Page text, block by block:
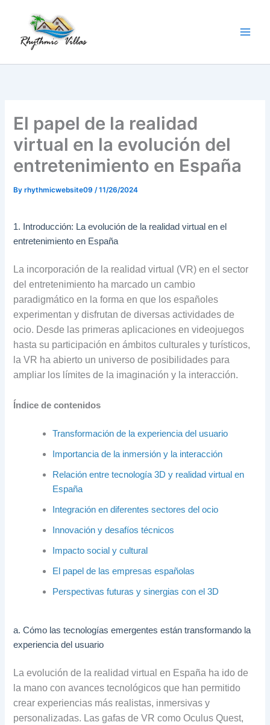
content
El papel de la realidad
virtual en la evolución del
entretenimiento en España
Byrhythmicwebsite09/11/26/2024
1. Introducción: La evolución de la realidad virtual en el
entretenimiento en España
La incorporación de la realidad virtual (VR) en el sector
del entretenimiento ha marcado un cambio
paradigmático en la forma en que los españoles
experimentan y disfrutan de diversas actividades de
ocio. Desde las primeras aplicaciones en videojuegos
hasta su participación en ámbitos culturales y turísticos,
la VR ha abierto un universo de posibilidades para
ampliar los límites de la imaginación y la interacción.
Índice de contenidos
Transformación de la experiencia del usuario
Importancia de la inmersión y la interacción
Relación entre tecnología 3D y realidad virtual en
España
Integración en diferentes sectores del ocio
Innovación y desafíos técnicos
Impacto social y cultural
El papel de las empresas españolas
Perspectivas futuras y sinergias con el 3D
a. Cómo las tecnologías emergentes están transformando la
experiencia del usuario
La evolución de la realidad virtual en España ha ido de
la mano con avances tecnológicos que han permitido
crear experiencias más realistas, inmersivas y
personalizadas. Las gafas de VR como Oculus Quest,